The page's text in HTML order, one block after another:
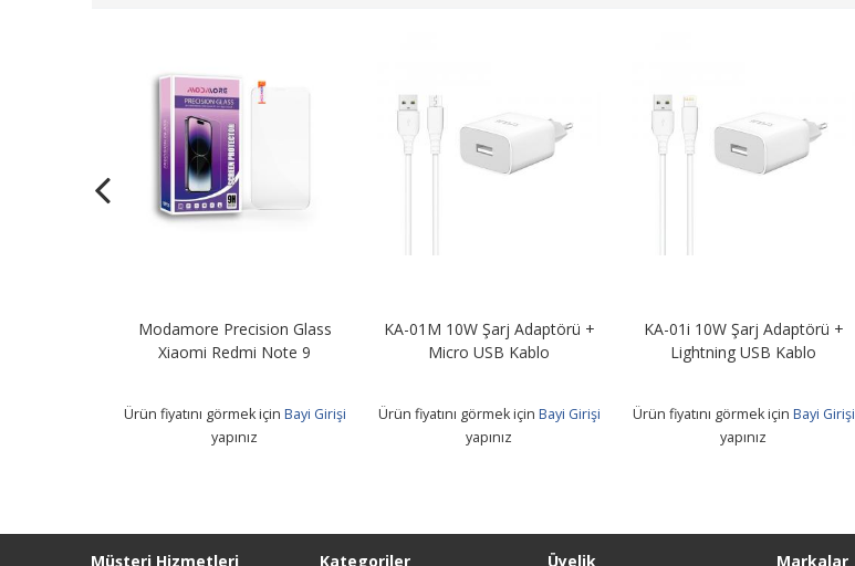
Modamore Precision Glass
Xiaomi Redmi Note 9
Ürün fiyatını görmek için Bayi Girişi
yapınız
KA-01M 10W Şarj Adaptörü +
Micro USB Kablo
Ürün fiyatını görmek için Bayi Girişi
yapınız
KA-01i 10W Şarj Adaptörü +
Lightning USB Kablo
Ürün fiyatını görmek için Bayi Girişi
yapınız
Müşteri Hizmetleri Kategoriler Üyelik Markalar